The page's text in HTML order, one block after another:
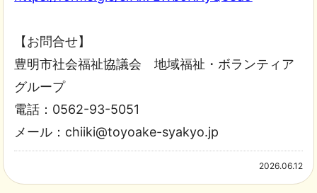
【お問合せ】
豊明市社会福祉協議会 地域福祉・ボランティア
グループ
電話：0562-93-5051
メール：chiiki@toyoake-syakyo.jp
2026.06.12